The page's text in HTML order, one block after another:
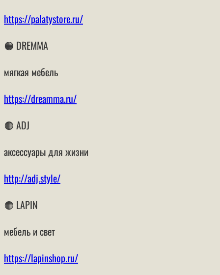
https://palatystore.ru/
🟠 DREMMA
мягкая мебель
https://dreamma.ru/
🟠 ADJ
аксессуары для жизни
http://adj.style/
🟠 LAPIN
мебель и свет
https://lapinshop.ru/